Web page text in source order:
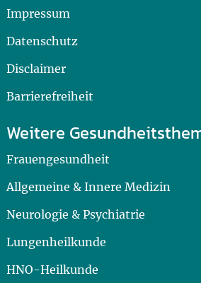
Impressum
Datenschutz
Disclaimer
Barrierefreiheit
Weitere
Frauengesundheit
Allgemeine & Innere Medizin
Neurologie & Psychiatrie
Lungenheilkunde
HNO-Heilkunde